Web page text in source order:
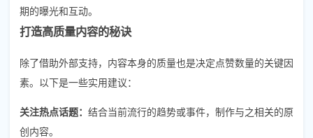
期的曝光和互动。
打造高质量内容的秘诀
除了借助外部支持，内容本身的质量也是决定点赞数量的关键因
素。以下是一些实用建议：
关注热点话题： 结合当前流行的趋势或事件，制作与之相关的原
创内容。